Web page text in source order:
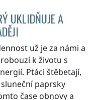
UKLIDŇUJE A
už je za námi a
k životu s
Ptáci štěbetají,
paprsky
čase obnovy a